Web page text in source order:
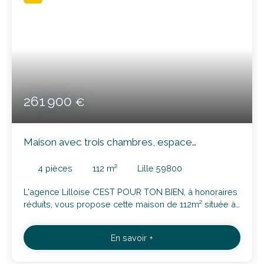
261 900€
Maison avec trois chambres, espace
4 pièces 112 m² Lille 59800
L'agence Lilloise C’EST POUR TON BIEN, à honoraires
réduits, vous propose cette maison de 112m² située à
aujourd'hui ce bien s'ouvrant sur l'accès à votre séjour
de 25m² ayant une grande fenêtre donnant sur votre
En savoir +